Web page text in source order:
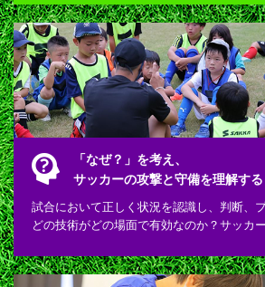
「なぜ？」を考え、
サッカーの攻撃と守備を理解する
試合において正しく状況を認識し、判断、
どの技術がどの場面で有効なのか？サッカ